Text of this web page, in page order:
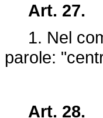
Art. 27.
1. Nel
parole:
Art. 28.